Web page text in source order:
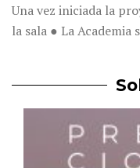
Una vez iniciada la
la sala ● La Academia